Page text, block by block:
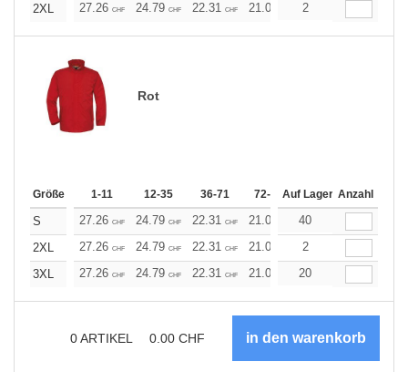
2XL
27.26 CHF 24.79 CHF 22.31 CHF 21.07 19.83
2
Rot
Größe 1-11 12-35 36-71 72-143 144-287 288 +
Auf Lager Anzahl
S 27.26 CHF 24.79 CHF 22.31 CHF 21.07 19.83
40
2XL
27.26 CHF 24.79 CHF 22.31 CHF 21.07 19.83
2
3XL
27.26 CHF 24.79 CHF 22.31 CHF 21.07 19.83
20
0ARTIKEL 0.00 CHF